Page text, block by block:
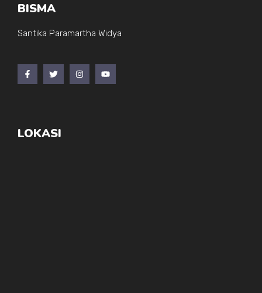
BISMA
Santika Paramartha Widya
LOKASI